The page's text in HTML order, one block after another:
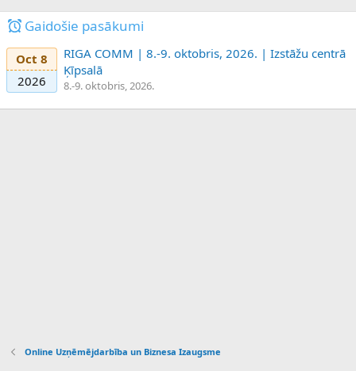
Gaidošie pasākumi
Oct 8
2026
RIGA COMM | 8.-9. oktobris, 2026. | Izstāžu centrā
Ķīpsalā
8.-9. oktobris, 2026.
Online Uzņēmējdarbība un Biznesa Izaugsme